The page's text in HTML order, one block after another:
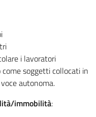
i lavoratori
soggetti collocati in
autonoma.
immobilità: